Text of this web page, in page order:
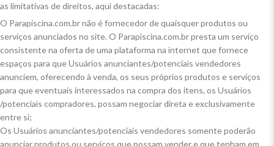
as limitativas de direitos, aqui destacadas:
O Parapiscina.com.br não é fornecedor de quaisquer produtos ou
serviços anunciados no site. O Parapiscina.com.br presta um serviço
consistente na oferta de uma plataforma na internet que fornece
espaços para que Usuários anunciantes/potenciais vendedores
anunciem, oferecendo à venda, os seus próprios produtos e serviços
para que eventuais interessados na compra dos itens, os Usuários
/potenciais compradores, possam negociar direta e exclusivamente
entre si;
Os Usuários anunciantes/potenciais vendedores somente poderão
anunciar produtos ou serviços que possam vender e que tenham em